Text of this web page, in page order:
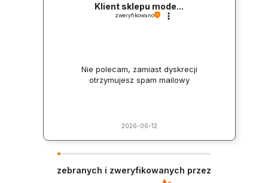
Klient sklepu mode...
zweryfikowano
Nie polecam, zamiast dyskrecji
otrzymujesz spam mailowy
2026-06-12
zebranych i zweryfikowanych przez